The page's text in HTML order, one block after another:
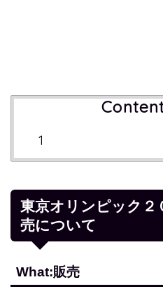
東京オリンピック２
売について
What:販売